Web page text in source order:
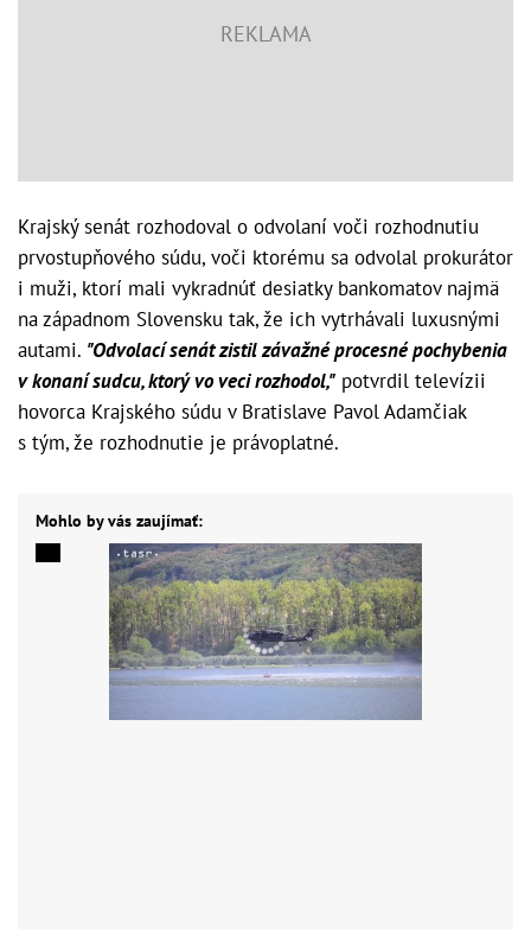
Krajský senát rozhodoval o odvolaní voči rozhodnutiu
prvostupňového súdu, voči ktorému sa odvolal prokurátor
i muži, ktorí mali vykradnúť desiatky bankomatov najmä
na západnom Slovensku tak, že ich vytrhávali luxusnými
autami. "Odvolací senát zistil závažné procesné pochybenia
v konaní sudcu, ktorý vo veci rozhodol," potvrdil televízii
hovorca Krajského súdu v Bratislave Pavol Adamčiak
s tým, že rozhodnutie je právoplatné.
Mohlo by vás zaujímať: